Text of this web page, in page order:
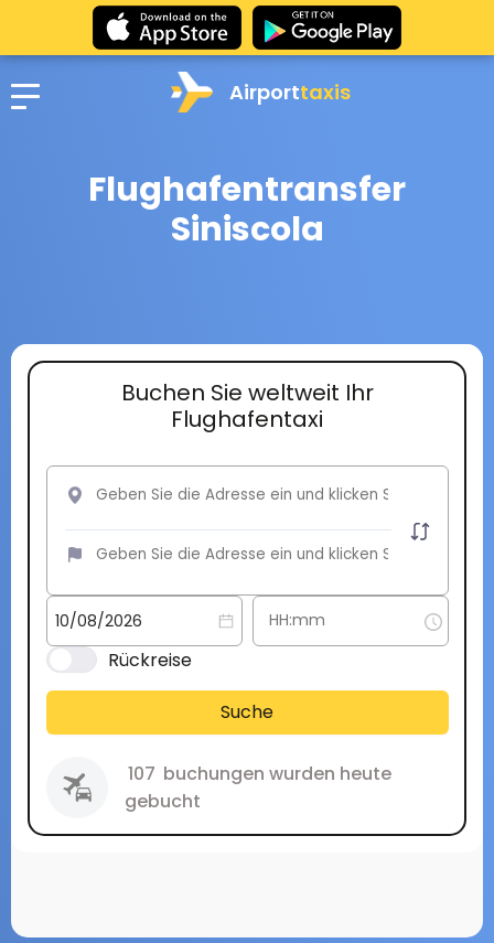
Airporttaxis
Flughafentransfer
Siniscola
Buchen Sie weltweit Ihr
Flughafentaxi
Rückreise
Suche
107 buchungen wurden heute
gebucht